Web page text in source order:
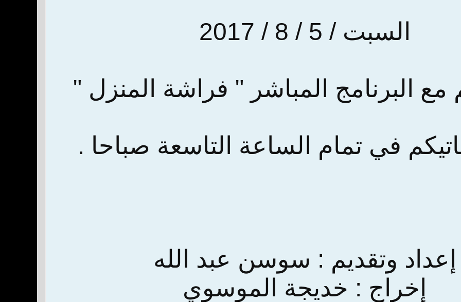
السبت / 5 / 8 / 2017
البرنامج المباشر " فراشة المنزل "
في تمام الساعة التاسعة صباحا .
إعداد وتقديم : سوسن عبد الله
إخراج : خديجة الموسوي